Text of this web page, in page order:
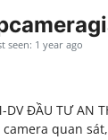
seen: 1 year ago
DV ĐẦU TƯ AN
quan